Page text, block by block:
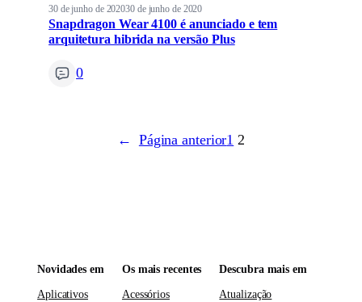
30 de junho de 202030 de junho de 2020
Snapdragon Wear 4100 é anunciado e tem
arquitetura hibrida na versão Plus
0
← Página anterior1 2
Novidades em
Aplicativos
Os mais recentes
Acessórios
Descubra mais em
Atualização